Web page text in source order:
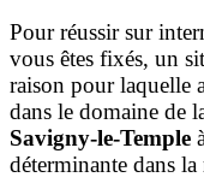
Pour réussir sur
vous êtes fixés, un
raison pour laquelle
dans le domaine de
Savigny-le-Temple
déterminante dans